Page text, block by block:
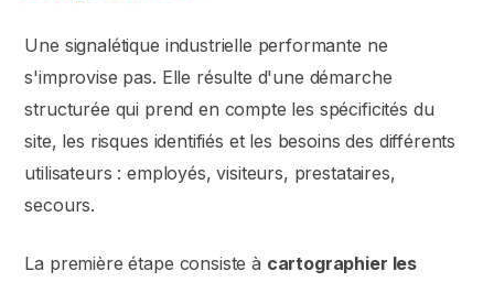
Une signalétique industrielle performante ne
s'improvise pas. Elle résulte d'une démarche
structurée qui prend en compte les spécificités du
site, les risques identifiés et les besoins des différents
utilisateurs : employés, visiteurs, prestataires,
secours.
La première étape consiste à cartographier les